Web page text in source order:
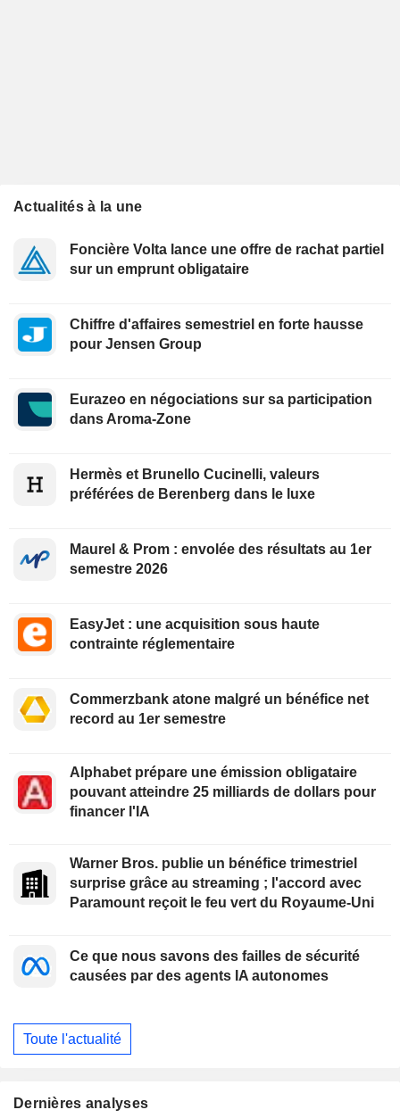
Actualités à la une
Foncière Volta lance une offre de rachat partiel
sur un emprunt obligataire
Chiffre d'affaires semestriel en forte hausse
pour Jensen Group
Eurazeo en négociations sur sa participation
dans Aroma-Zone
Hermès et Brunello Cucinelli, valeurs
préférées de Berenberg dans le luxe
Maurel & Prom : envolée des résultats au 1er
semestre 2026
EasyJet : une acquisition sous haute
contrainte réglementaire
Commerzbank atone malgré un bénéfice net
record au 1er semestre
Alphabet prépare une émission obligataire
pouvant atteindre 25 milliards de dollars pour
financer l'IA
Warner Bros. publie un bénéfice trimestriel
surprise grâce au streaming ; l'accord avec
Paramount reçoit le feu vert du Royaume-Uni
Ce que nous savons des failles de sécurité
causées par des agents IA autonomes
Toute l'actualité
Dernières analyses